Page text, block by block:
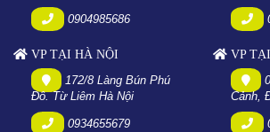
0904985686
VP TẠI HÀ NỘI
172/8 Làng Bún Phú
Đô. Từ Liêm Hà Nội
0934655679
VP
Cảnh,